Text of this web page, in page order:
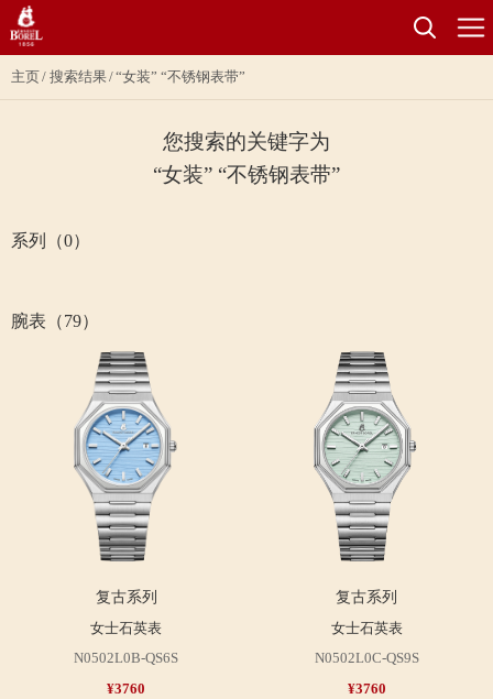
主页 搜索结果 “女装” “不锈钢表带”
您搜索的关键字为
“女装” “不锈钢表带”
系列（0）
腕表（79）
复古系列
女士石英表
N0502L0B-QS6S
¥3760
复古系列
女士石英表
N0502L0C-QS9S
¥3760